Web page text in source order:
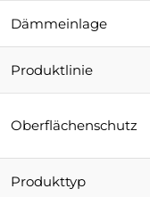
Dämmeinlage
Produktlinie
Oberflächenschutz
Produkttyp